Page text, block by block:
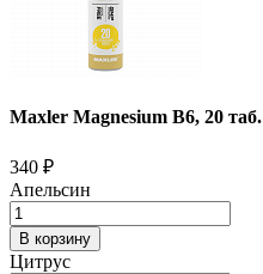
Maxler Magnesium B6, 20 таб.
340 ₽
Апельсин
В корзину
Цитрус